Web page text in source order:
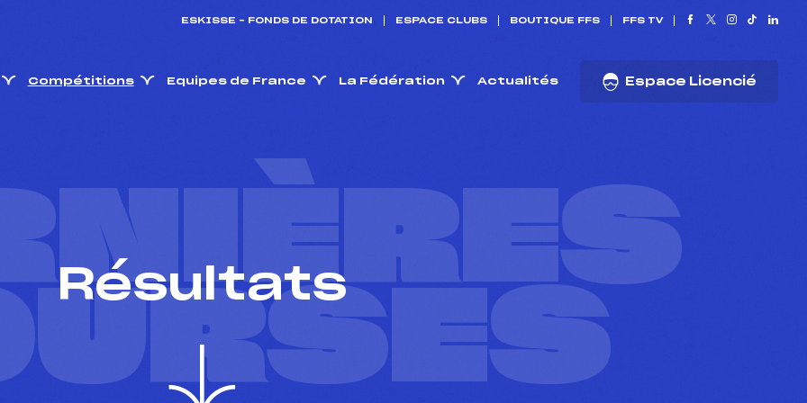
ESKISSE – FONDS DE DOTATION ESPACE CLUBS BOUTIQUE FFS FFS TV
Compétitions Equipes de France La Fédération Actualités Espace Licencié
Résultats